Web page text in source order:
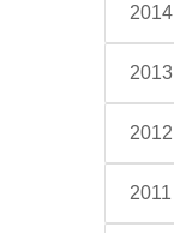
2014
2013
2012
2011